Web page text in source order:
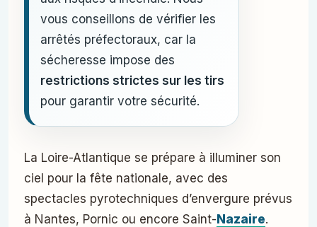
vous conseillons de vérifier les
arrêtés préfectoraux, car la
sécheresse impose des
restrictions strictes sur les tirs
pour garantir votre sécurité.
La Loire-Atlantique se prépare à illuminer son
ciel pour la fête nationale, avec des
spectacles pyrotechniques d’envergure prévus
à Nantes, Pornic ou encore Saint- Nazaire.